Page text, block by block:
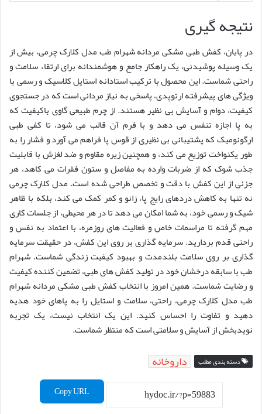
نتیجه گیری
در پایان، کفش طبی مشکی مردانه شهرام طب مدل کلارک چرمی، بیش از
یک وسیله پوشیدنی، یک راهکار جامع و هوشمندانه برای ارتقاء سلامت و
راحتی شماست. این محصول با ترکیب استادانه استایل کلاسیک و رسمی با
ویژگی های پیشرفته ارتوپدی، پاسخی به نیاز مردانی است که در جستجوی
کیفیت، دوام و آسایش بی نظیر هستند. از چرم طبیعی گاوی باکیفیت که
به پا اجازه تنفس می دهد و با فرم آن قالب می شود، تا کفی طبی
ارگونومیک که پشتیبانی بی نظیری از قوس پا فراهم می آورد و فشار را به
طور یکنواخت توزیع می کند، و همچنین زیره مقاوم و ضد لغزش با قابلیت
جذب شوک که از ضربات وارده به مفاصل و ستون فقرات می کاهد، هر
جزئی از این کفش با دقت و تخصص طراحی شده است. مدل کلارک چرمی
نه تنها به کاهش دردهای رایج پا، زانو و کمر کمک می کند، بلکه با ظاهر
شیک و رسمی خود، به شما امکان می دهد تا در هر محیطی، از جلسات کاری
مهم گرفته تا مراسمات خاص و فعالیت های روزمره، با اعتماد به نفس و
راحتی قدم بردارید. سرمایه گذاری بر روی این کفش، در حقیقت سرمایه
گذاری بر روی سلامت بلندمدت و بهبود کیفیت زندگی شماست. شهرام
طب با سابقه درخشان خود در تولید کفش های طبی، تضمین کننده کیفیت
و رضایت شماست. همین امروز با انتخاب کفش طبی مشکی مردانه شهرام
طب مدل کلارک چرمی، راحتی، سلامت و استایل را به پاهای خود هدیه
دهید و تفاوت را احساس کنید. این یک انتخاب نیست، یک تجربه
نویدبخش از آسایش و سلامتی است که منتظر شماست.
دسته بندی مطلب داروخانه
Copy URL